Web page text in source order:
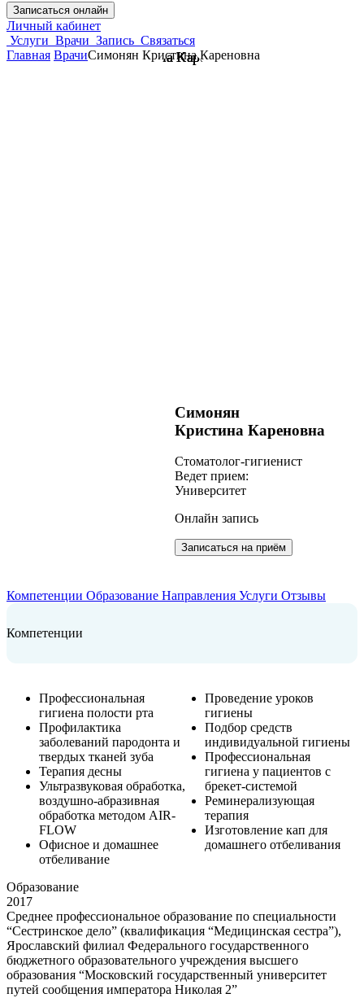
Записаться онлайн
Личный кабинет
Услуги Врачи Запись Связаться
Главная ВрачиСимонян Кристина Кареновна
Симонян
Кристина Кареновна
Cтоматолог-гигиенист
Ведет прием:
Университет
Онлайн запись
Записаться на приём
Компетенции Образование Направления Услуги Отзывы
Компетенции
Профессиональная
гигиена полости рта
Профилактика
заболеваний пародонта и
твердых тканей зуба
Терапия десны
Ультразвуковая обработка,
воздушно-абразивная
обработка методом AIR-
FLOW
Офисное и домашнее
отбеливание
Проведение уроков
гигиены
Подбор средств
индивидуальной гигиены
Профессиональная
гигиена у пациентов с
брекет-системой
Реминерализующая
терапия
Изготовление кап для
домашнего отбеливания
Образование
2017
Среднее профессиональное образование по специальности
“Сестринское дело” (квалификация “Медицинская сестра”),
Ярославский филиал Федерального государственного
бюджетного образовательного учреждения высшего
образования “Московский государственный университет
путей сообщения императора Николая 2”